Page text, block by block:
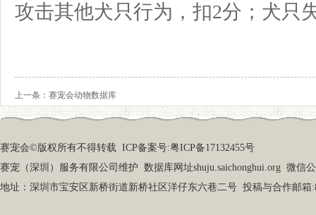
攻击其他犬只行为，扣2分；犬只
上一条： 赛宠会动物数据库
赛宠会©版权所有不得转载 ICP备案号:粤ICP备17132455号
赛宠（深圳）服务有限公司维护 数据库网址shuju.saichonghui.org 微信公
地址：深圳市宝安区新桥街道新桥社区洋仔东六巷二号 投稿与合作邮箱